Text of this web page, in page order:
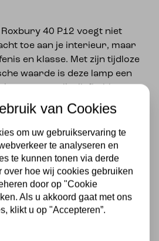
40 P12 voegt niet
toe aan je interieur, maar
en klasse. Met zijn tijdloze
waarde is deze lamp een
keuze voor elke liefhebber van
van Cookies
om uw gebruikservaring te
te analyseren en
te kunnen tonen via derde
over hoe wij cookies gebruiken
door op "Cookie
Als u akkoord gaat met ons
klikt u op "Accepteren”.